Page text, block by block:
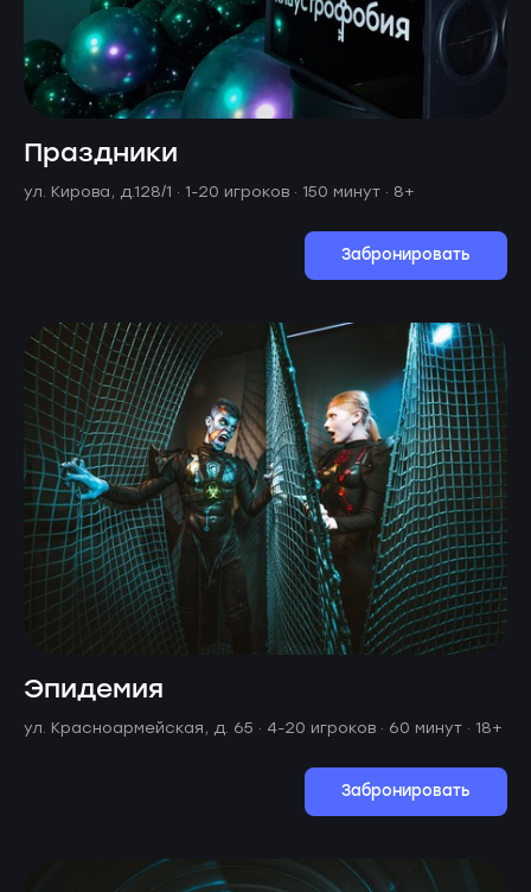
Праздники
ул. Кирова, д.128/1 · 1-20 игроков · 150 минут · 8+
Забронировать
Эпидемия
ул. Красноармейская, д. 65 · 4-20 игроков · 60 минут · 18+
Забронировать